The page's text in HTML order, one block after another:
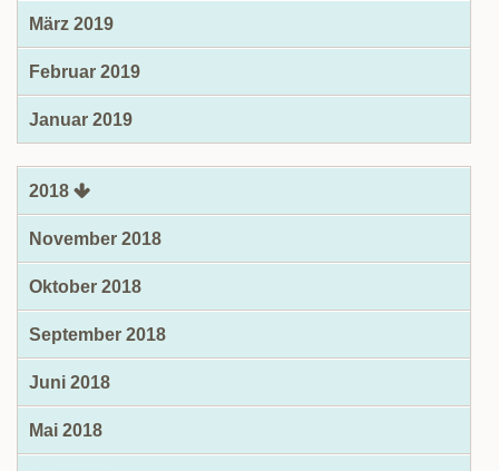
März 2019
Februar 2019
Januar 2019
2018
November 2018
Oktober 2018
September 2018
Juni 2018
Mai 2018